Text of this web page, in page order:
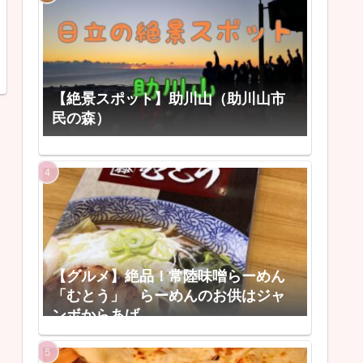
【絶景スポット】助川山（助川山市
民の森）
【グルメ】絶品！常陸味噌らーめん
「むとう」 らーめんのお供はジャ
ンボからあげ